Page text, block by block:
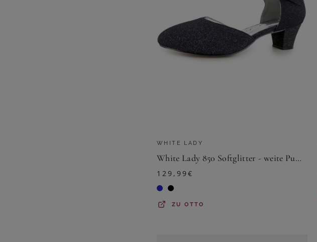
WHITE LADY
White Lady 850 Softglitter - weite Pumps Slingpumps
129,99€
ZUOTTO